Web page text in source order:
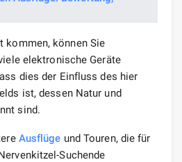
kommen, können Sie
elektronische Geräte
dies der Einfluss des hier
ist, dessen Natur und
sind.
Ausflüge und Touren, die für
Suchende